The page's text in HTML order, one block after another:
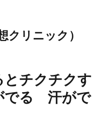
クリニック）
チクチクす
でる 汗がで